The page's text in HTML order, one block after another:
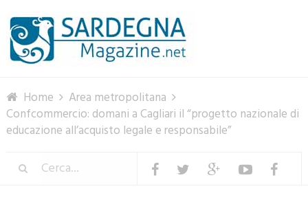
Home
Area metropolitana
Confcommercio: domani a Cagliari il “progetto nazionale di
educazione all’acquisto legale e responsabile”